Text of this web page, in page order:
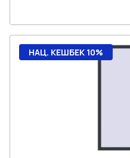
НАЦ. КЕШБЕК 10%